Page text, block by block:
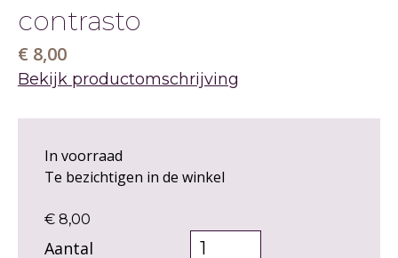
contrasto
€ 8,00
Bekijk productomschrijving
In voorraad
Te bezichtigen in de winkel
€ 8,00
Aantal